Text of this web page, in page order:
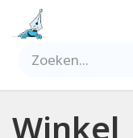
Overslaan naar
Winkel